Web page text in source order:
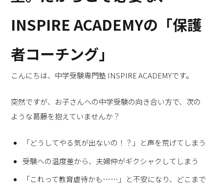
INSPIRE ACADEMYの「保護
者コーチング」
こんにちは、中学受験専門塾 INSPIRE ACADEMYです。
突然ですが、お子さんへの中学受験の向き合い方で、次の
ような葛藤を抱えていませんか？
「どうしてやる気が出ないの！？」と声を荒げてしまう
受験への温度差から、夫婦仲がギクシャクしてしまう
「これって教育虐待かも……」と不安になり、どこまで